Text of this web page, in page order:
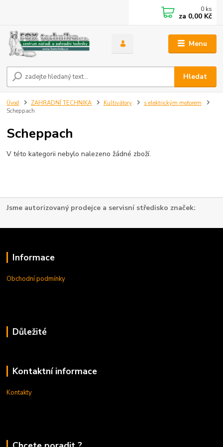
Menu
Hledat
0 ks
za 0,00 Kč
Úvod ZAHRADNÍ TECHNIKA Kultivátory
s elektrickým motorem
Scheppach
Scheppach
V této kategorii nebylo nalezeno žádné zboží.
Jsme autorizovaný prodejce a servisní středisko značek:
Informace
Obchodní podmínky
Důležité
Kontaktní informace
Kontakty